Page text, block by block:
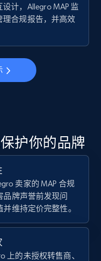
Gtin,
reviews, and
立即开始
Currency, Initial
and more.
Currency, Initial
and more.
计，Allegro MAP 监
合规报告，并高效
护你的品牌
卖家的 MAP 合规
品牌声誉前发现问
维持定价完整性。
上的未授权转售商、